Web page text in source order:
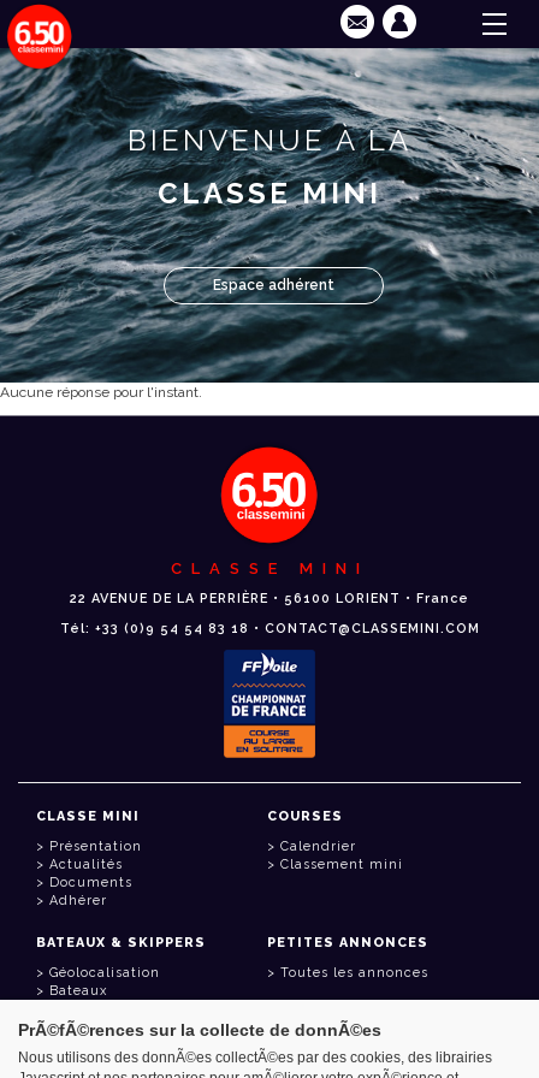
BIENVENUE À LA
CLASSE MINI
Espace adhérent
Aucune réponse pour l'instant.
CLASSE MINI
22 AVENUE DE LA PERRIÈRE • 56100 LORIENT • France
Tél: +33 (0)9 54 54 83 18 • CONTACT@CLASSEMINI.COM
CLASSE MINI
Présentation
Actualités
Documents
Adhérer
COURSES
Calendrier
Classement mini
BATEAUX & SKIPPERS
Géolocalisation
Bateaux
PETITES ANNONCES
Toutes les annonces
LIENS UTILES
PrÃ©fÃ©rences sur la collecte de donnÃ©es
Nous utilisons des donnÃ©es collectÃ©es par des cookies, des librairies